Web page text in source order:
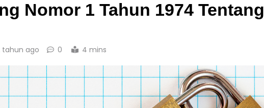
Nomor 1 Tahun 1974 Tentang
tahun ago 0 4 mins